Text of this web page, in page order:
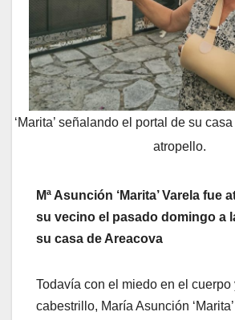
‘Marita’ señalando el portal de su
atropello.
Mª Asunción ‘Marita’ Varela fue
su vecino el pasado domingo a
su casa de Areacova
Todavía con el miedo en el cuerpo
cabestrillo, María Asunción